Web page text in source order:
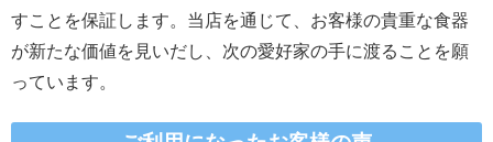
すことを保証します。当店を通じて、お客様の貴重な食器
が新たな価値を見いだし、次の愛好家の手に渡ることを願
っています。